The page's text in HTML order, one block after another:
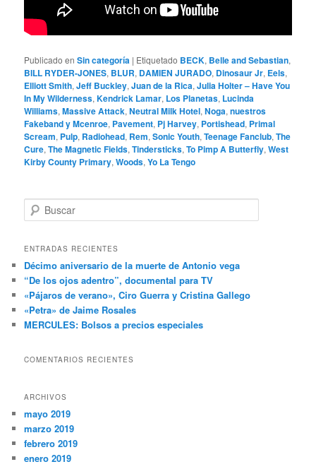
Publicado en Sin categoría | Etiquetado BECK, Belle and Sebastian,
BILL RYDER-JONES, BLUR, DAMIEN JURADO, Dinosaur Jr, Eels,
Elliott Smith,Jeff Buckley,Juan de la Rica,Julia Holter – Have You
In My Wilderness,Kendrick Lamar, Los Planetas, Lucinda
Williams,Massive Attack,Neutral Milk Hotel,Noga,nuestros
Fakeband y Mcenroe, Pavement, Pj Harvey, Portishead, Primal
Scream, Pulp, Radiohead, Rem,Sonic Youth,Teenage Fanclub,The
Cure,The Magnetic Fields,Tindersticks,To Pimp A Butterfly,West
Kirby County Primary,Woods,Yo La Tengo
u
c
r
ENTRADAS RECIENTES
Décimo aniversario de la muerte de Antonio vega
“De los ojos adentro”, documental para TV
«Pájaros de verano», Ciro Guerra y Cristina Gallego
«Petra» de Jaime Rosales
MERCULES: Bolsos a precios especiales
COMENTARIOS RECIENTES
ARCHIVOS
mayo 2019
marzo 2019
febrero 2019
enero 2019